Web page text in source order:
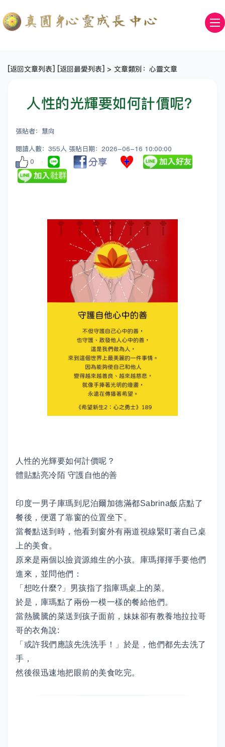
[返回文章列表] [返回最愛列表] > 文章類別：心靈文章
人性的光輝要如何計價呢？
張貼者：慧向
閱讀人數：355人 張貼日期：2026-06-16 10:00:00
0
人性的光輝要如何計價呢？
體貼點亮冷陌 守護自他的善
印度一男子庫瑪到尼泊爾加德滿都Sabrina飯店點了
餐後，便選了靠窗的位置坐下。
當餐點送到時，他看到窗外有兩道視線緊盯著自己桌
上的美食。
原來是兩個以撿資源維生的小孩。庫瑪揮揮手要他們
進來，並問他們：
「想吃什麼?」男孩指了指庫瑪桌上的菜。
於是，庫瑪點了兩份一模一樣的餐給他們。
當熱騰騰的菜送到孩子面前，妹妹卻有教養地拉拉哥
哥的衣角說:
「或許我們應該先洗洗手！」於是，他們都先去洗了
手，
然後很迅速地把眼前的美食吃完。